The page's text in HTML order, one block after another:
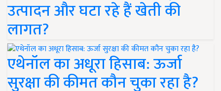
उत्पादन और घटा रहे हैं खेती की
लागत?
एथेनॉल का अधूरा हिसाब: ऊर्जा
सुरक्षा की कीमत कौन चुका रहा है?